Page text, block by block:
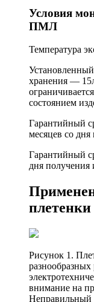
Условия
ПМЛ
Температура
хранения —
состоянием
Гарантийный
месяцев со
Гарантийный
дня получения
Рисунок 1.
внимание на
Неправильный